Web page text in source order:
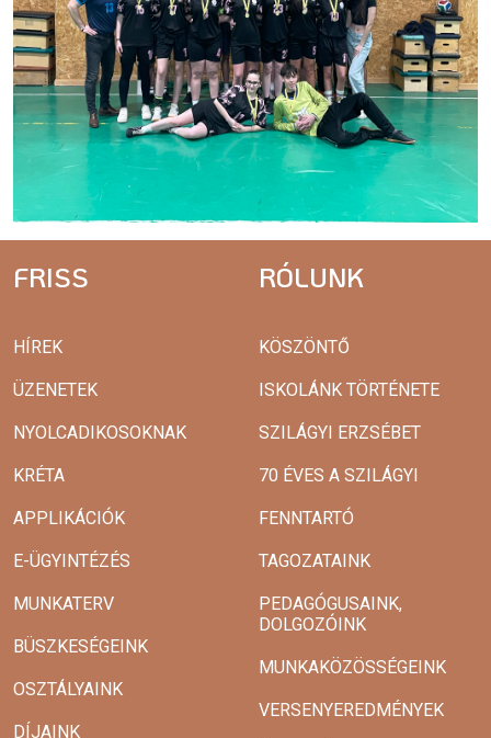
FRISS
HÍREK
ÜZENETEK
NYOLCADIKOSOKNAK
KRÉTA
APPLIKÁCIÓK
E-ÜGYINTÉZÉS
MUNKATERV
BÜSZKESÉGEINK
OSZTÁLYAINK
DÍJAINK
RÓLUNK
KÖSZÖNTŐ
ISKOLÁNK TÖRTÉNETE
SZILÁGYI ERZSÉBET
70 ÉVES A SZILÁGYI
FENNTARTÓ
TAGOZATAINK
PEDAGÓGUSAINK,
DOLGOZÓINK
MUNKAKÖZÖSSÉGEINK
VERSENYEREDMÉNYEK